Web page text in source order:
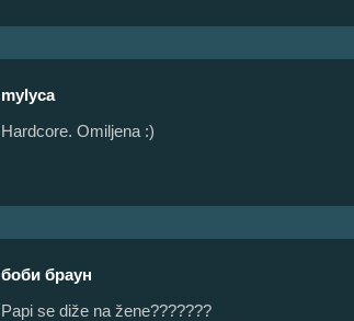
mylyca
Hardcore. Omiljena :)
боби браун
Papi se diže na žene???????